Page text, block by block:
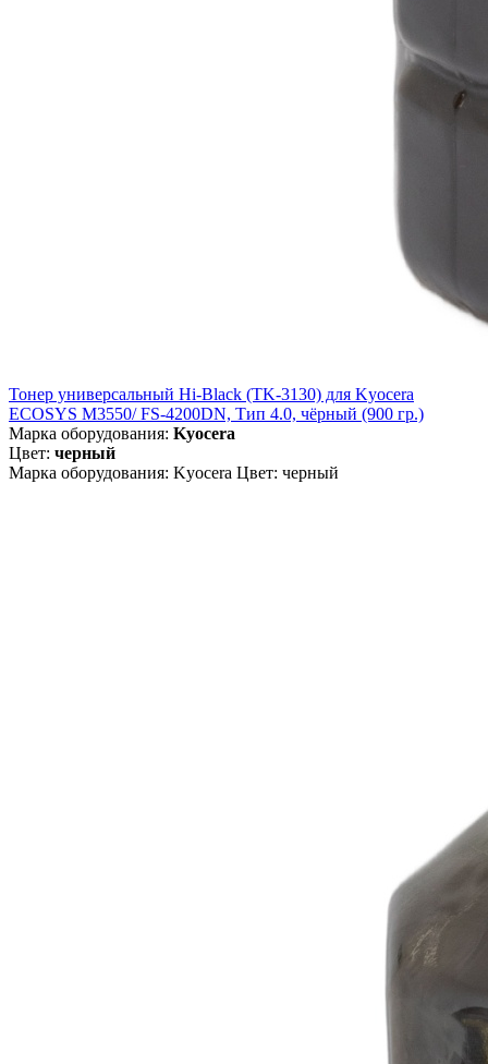
Тонер универсальный Hi-Black (TK-3130) для Kyocera
ECOSYS M3550/ FS-4200DN, Тип 4.0, чёрный (900 гр.)
Марка оборудования: Kyocera
Цвет: черный
Марка оборудования: Kyocera Цвет: черный